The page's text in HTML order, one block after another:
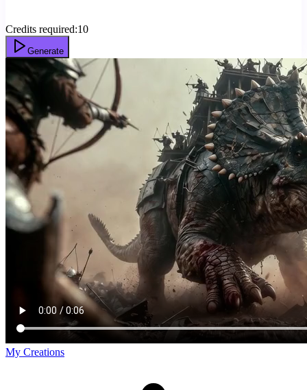
Credits required:10
Generate
My Creations